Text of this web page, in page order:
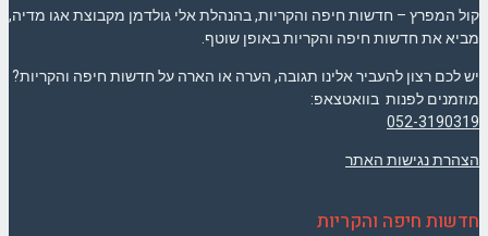
קול המפרץ – חדשות חיפה והקריות, בהנהלת אלי גולדמן מקבוצת אגו מדיה,
מביא את חדשות חיפה והקריות באופן שוטף.
יש לכם רצון להעביר אלינו תגובה, הערה או הארה על חדשות חיפה והקריות?
מוזמנים לפנות בוואטצאפ:
052-3190319
הצהרת נגישות האתר
חדשות חיפה והקריות